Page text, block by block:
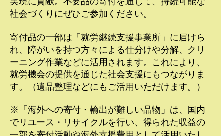
社会づくりにぜひご参加ください。
寄付品の一部は「就労継続支援事業所」に届けら
れ、障がいを持つ方々による仕分けや分解、クリ
ーニング作業などに活用されます。これにより、
就労機会の提供を通じた社会支援にもつながりま
す。（遺品整理などにもご活用いただけます。）
※「海外への寄付・輸出が難しい品物」は、国内
でリユース・リサイクルを行い、得られた収益の